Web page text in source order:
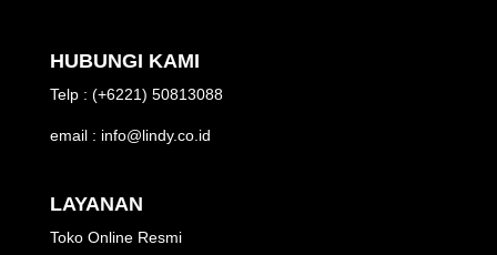
HUBUNGI KAMI
Telp : (+6221) 50813088
email : info@lindy.co.id
LAYANAN
Toko Online Resmi